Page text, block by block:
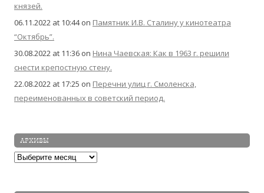
князей.
06.11.2022 at 10:44on Памятник И.В. Сталину у кинотеатра
“Октябрь”.
30.08.2022 at 11:36 on Нина Чаевская: Как в 1963 г. решили
снести крепостную стену.
22.08.2022 at 17:25 on Перечни улиц г. Смоленска,
переименованных в советский период.
АРХИВЫ
Архивы